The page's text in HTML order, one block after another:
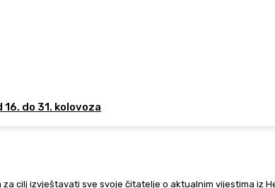
do 31. kolovoza
cilj izvještavati sve svoje čitatelje o aktualnim vijestima iz